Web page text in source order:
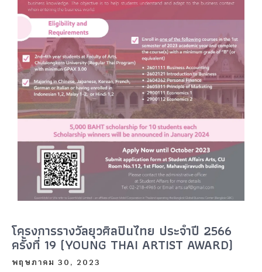
โครงการรางวัลยุวศิลปินไทย ประจำปี 2566
ครั้งที่ 19 (YOUNG THAI ARTIST AWARD)
พฤษภาคม 30, 2023